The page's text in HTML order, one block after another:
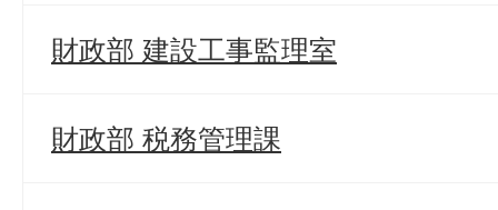
財政部 建設工事監理室
財政部 税務管理課